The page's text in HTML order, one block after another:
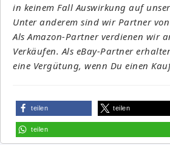
in keinem Fall Auswirkung auf
Unter anderem sind wir Partner
Als Amazon-Partner verdienen wir
Verkäufen. Als eBay-Partner
eine Vergütung, wenn Du einen
teilen teilen
teilen